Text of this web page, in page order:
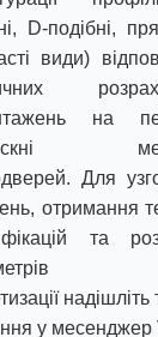
D-подібні,
види)
на
Для
отримання
та
надішліть
у месенджер